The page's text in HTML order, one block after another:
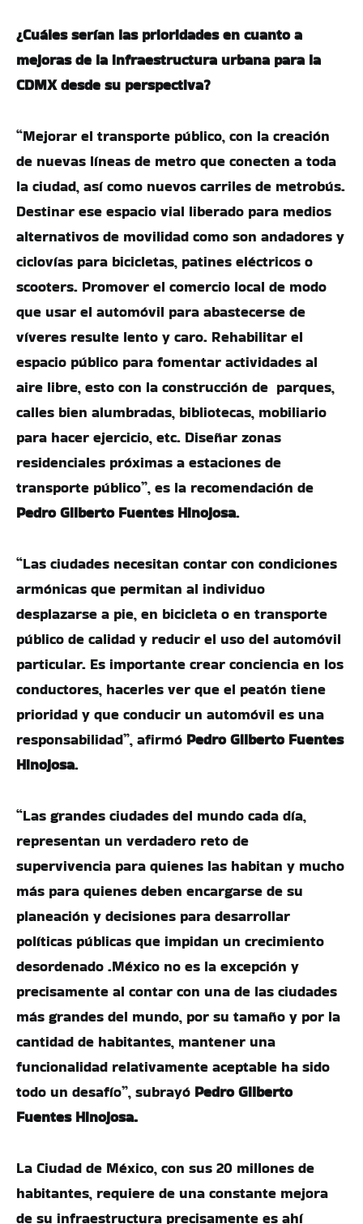
¿Cuáles serían las prioridades en cuanto a
mejoras de la infraestructura urbana para la
CDMX desde su perspectiva?
“Mejorar el transporte público, con la creación
de nuevas líneas de metro que conecten a toda
la ciudad, así como nuevos carriles de metrobús.
Destinar ese espacio vial liberado para medios
alternativos de movilidad como son andadores y
ciclovías para bicicletas, patines eléctricos o
scooters. Promover el comercio local de modo
que usar el automóvil para abastecerse de
víveres resulte lento y caro. Rehabilitar el
espacio público para fomentar actividades al
aire libre, esto con la construcción de parques,
calles bien alumbradas, bibliotecas, mobiliario
para hacer ejercicio, etc. Diseñar zonas
residenciales próximas a estaciones de
transporte público”, es la recomendación de
Pedro Gilberto Fuentes Hinojosa.
“Las ciudades necesitan contar con condiciones
armónicas que permitan al individuo
desplazarse a pie, en bicicleta o en transporte
público de calidad y reducir el uso del automóvil
particular. Es importante crear conciencia en los
conductores, hacerles ver que el peatón tiene
prioridad y que conducir un automóvil es una
responsabilidad”, afirmó Pedro Gilberto Fuentes
Hinojosa.
“Las grandes ciudades del mundo cada día,
representan un verdadero reto de
supervivencia para quienes las habitan y mucho
más para quienes deben encargarse de su
planeación y decisiones para desarrollar
políticas públicas que impidan un crecimiento
desordenado .México no es la excepción y
precisamente al contar con una de las ciudades
más grandes del mundo, por su tamaño y por la
cantidad de habitantes, mantener una
funcionalidad relativamente aceptable ha sido
todo un desafío”, subrayó Pedro Gilberto
Fuentes Hinojosa.
La Ciudad de México, con sus 20 millones de
habitantes, requiere de una constante mejora
de su infraestructura precisamente es ahí